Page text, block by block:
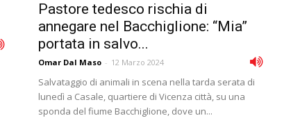
Pastore tedesco rischia di
annegare nel Bacchiglione: “Mia”
portata in salvo...
Omar Dal Maso - 12 Marzo 2024
Salvataggio di animali in scena nella tarda serata di
lunedì a Casale, quartiere di Vicenza città, su una
sponda del fiume Bacchiglione, dove un...